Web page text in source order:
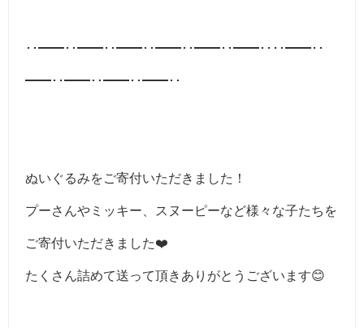
･･━━･･━━･･━━･･━━･･━━･･━━････━━･･
━━･･━━･･━━･･━━･･
ぬいぐるみをご寄付いただきました！
プーさんやミッキー、スヌーピーなど様々な子たちを
ご寄付いただきました❤️
たくさん詰めて送って頂きありがとうございます😊